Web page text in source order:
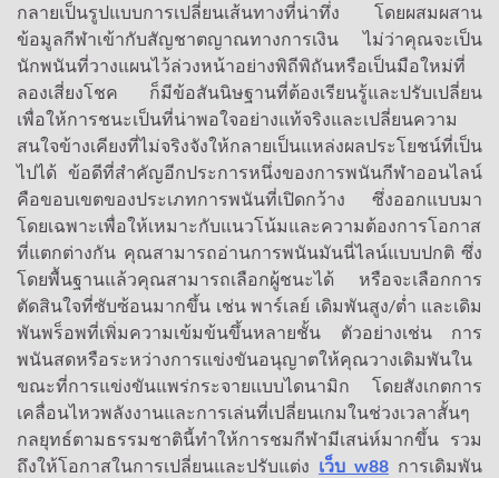
กลายเป็นรูปแบบการเปลี่ยนเส้นทางที่น่าทึ่ง โดยผสมผสาน
ข้อมูลกีฬาเข้ากับสัญชาตญาณทางการเงิน ไม่ว่าคุณจะเป็น
นักพนันที่วางแผนไว้ล่วงหน้าอย่างพิถีพิถันหรือเป็นมือใหม่ที่
ลองเสี่ยงโชค ก็มีข้อสันนิษฐานที่ต้องเรียนรู้และปรับเปลี่ยน
เพื่อให้การชนะเป็นที่น่าพอใจอย่างแท้จริงและเปลี่ยนความ
สนใจข้างเคียงที่ไม่จริงจังให้กลายเป็นแหล่งผลประโยชน์ที่เป็น
ไปได้ ข้อดีที่สำคัญอีกประการหนึ่งของการพนันกีฬาออนไลน์
คือขอบเขตของประเภทการพนันที่เปิดกว้าง ซึ่งออกแบบมา
โดยเฉพาะเพื่อให้เหมาะกับแนวโน้มและความต้องการโอกาส
ที่แตกต่างกัน คุณสามารถอ่านการพนันมันนี่ไลน์แบบปกติ ซึ่ง
โดยพื้นฐานแล้วคุณสามารถเลือกผู้ชนะได้ หรือจะเลือกการ
ตัดสินใจที่ซับซ้อนมากขึ้น เช่น พาร์เลย์ เดิมพันสูง/ต่ำ และเดิม
พันพร็อพที่เพิ่มความเข้มข้นขึ้นหลายชั้น ตัวอย่างเช่น การ
พนันสดหรือระหว่างการแข่งขันอนุญาตให้คุณวางเดิมพันใน
ขณะที่การแข่งขันแพร่กระจายแบบไดนามิก โดยสังเกตการ
เคลื่อนไหวพลังงานและการเล่นที่เปลี่ยนเกมในช่วงเวลาสั้นๆ
กลยุทธ์ตามธรรมชาตินี้ทำให้การชมกีฬามีเสน่ห์มากขึ้น รวม
ถึงให้โอกาสในการเปลี่ยนและปรับแต่ง เว็บ w88 การเดิมพัน